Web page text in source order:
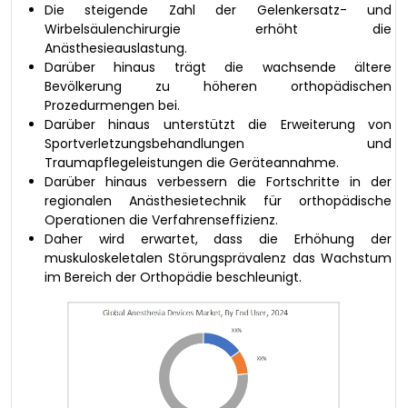
Die steigende Zahl der Gelenkersatz- und
Wirbelsäulenchirurgie erhöht die
Anästhesieauslastung.
Darüber hinaus trägt die wachsende ältere
Bevölkerung zu höheren orthopädischen
Prozedurmengen bei.
Darüber hinaus unterstützt die Erweiterung von
Sportverletzungsbehandlungen und
Traumapflegeleistungen die Geräteannahme.
Darüber hinaus verbessern die Fortschritte in der
regionalen Anästhesietechnik für orthopädische
Operationen die Verfahrenseffizienz.
Daher wird erwartet, dass die Erhöhung der
muskuloskeletalen Störungsprävalenz das Wachstum
im Bereich der Orthopädie beschleunigt.